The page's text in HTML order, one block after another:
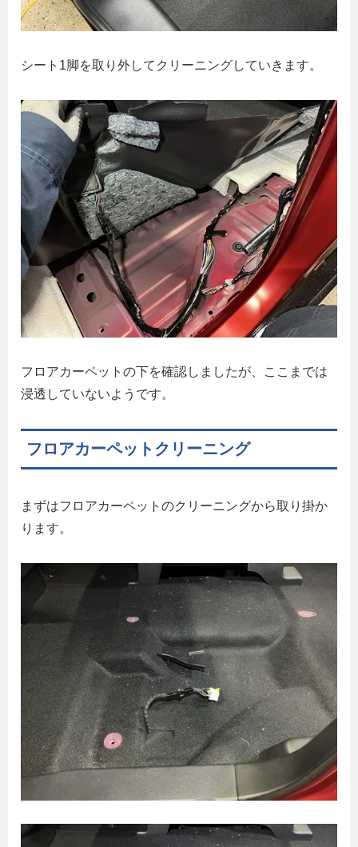
シート1脚を取り外してクリーニングしていきます。
フロアカーペットの下を確認しましたが、ここまでは
浸透していないようです。
フロアカーペットクリーニング
まずはフロアカーペットのクリーニングから取り掛か
ります。